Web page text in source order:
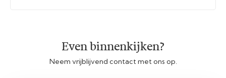
Even binnenkijken?
Neem vrijblijvend contact met ons op.